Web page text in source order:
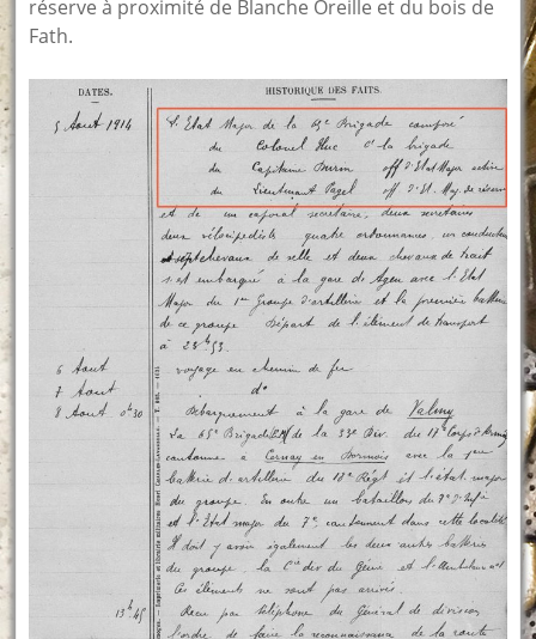
réserve à proximité de Blanche Oreille et du bois de
Fath.